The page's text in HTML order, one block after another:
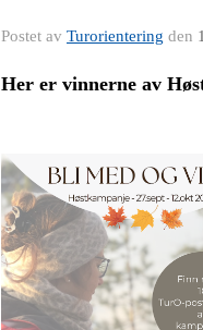
Postet av Turorientering den
Her er vinnerne av